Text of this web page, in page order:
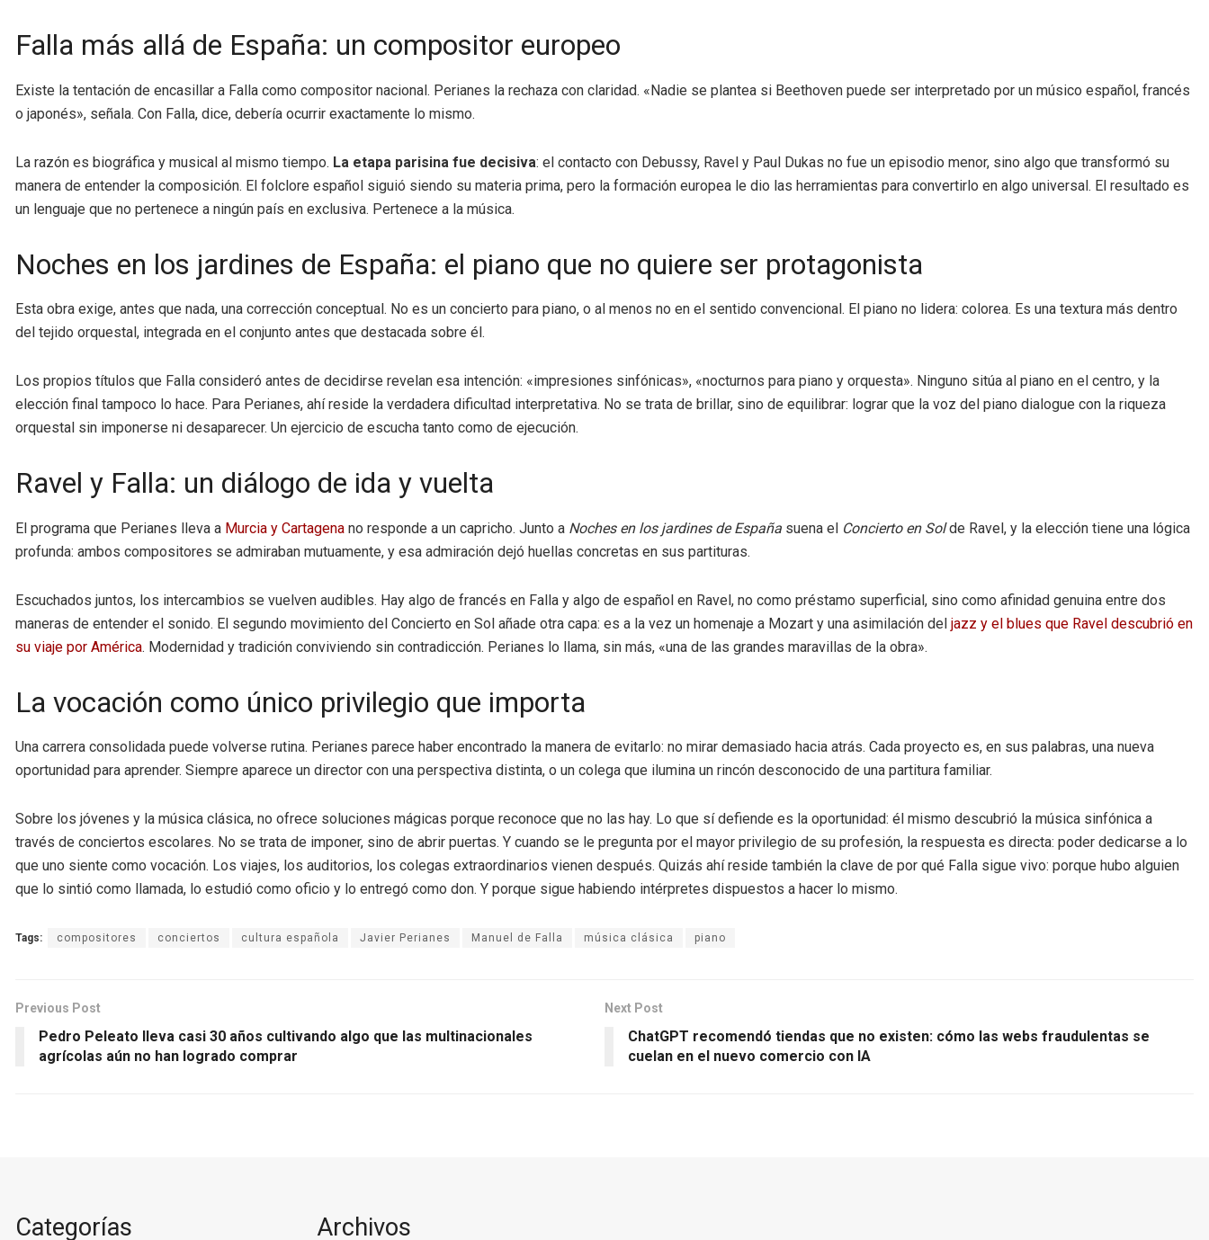
Falla más allá de España: un compositor europeo
Existe la tentación de encasillar a Falla como compositor nacional. Perianes la rechaza con claridad. «Nadie se plantea si Beethoven puede ser interpretado por un músico español, francés
o japonés», señala. Con Falla, dice, debería ocurrir exactamente lo mismo.
La razón es biográfica y musical al mismo tiempo. La etapa parisina fue decisiva: el contacto con Debussy, Ravel y Paul Dukas no fue un episodio menor, sino algo que transformó su
manera de entender la composición. El folclore español siguió siendo su materia prima, pero la formación europea le dio las herramientas para convertirlo en algo universal. El resultado es
un lenguaje que no pertenece a ningún país en exclusiva. Pertenece a la música.
Noches en los jardines de España: el piano que no quiere ser protagonista
Esta obra exige, antes que nada, una corrección conceptual. No es un concierto para piano, o al menos no en el sentido convencional. El piano no lidera: colorea. Es una textura más dentro
del tejido orquestal, integrada en el conjunto antes que destacada sobre él.
Los propios títulos que Falla consideró antes de decidirse revelan esa intención: «impresiones sinfónicas», «nocturnos para piano y orquesta». Ninguno sitúa al piano en el centro, y la
elección final tampoco lo hace. Para Perianes, ahí reside la verdadera dificultad interpretativa. No se trata de brillar, sino de equilibrar: lograr que la voz del piano dialogue con la riqueza
orquestal sin imponerse ni desaparecer. Un ejercicio de escucha tanto como de ejecución.
Ravel y Falla: un diálogo de ida y vuelta
El programa que Perianes lleva a Murcia y Cartagena no responde a un capricho. Junto a Noches en los jardines de España suena el Concierto en Solde Ravel, y la elección tiene una lógica
profunda: ambos compositores se admiraban mutuamente, y esa admiración dejó huellas concretas en sus partituras.
Escuchados juntos, los intercambios se vuelven audibles. Hay algo de francés en Falla y algo de español en Ravel, no como préstamo superficial, sino como afinidad genuina entre dos
maneras de entender el sonido. El segundo movimiento del Concierto en Sol añade otra capa: es a la vez un homenaje a Mozart y una asimilación del jazz y el blues que Ravel descubrió en
su viaje por América. Modernidad y tradición conviviendo sin contradicción. Perianes lo llama, sin más, «una de las grandes maravillas de la obra».
La vocación como único privilegio que importa
Una carrera consolidada puede volverse rutina. Perianes parece haber encontrado la manera de evitarlo: no mirar demasiado hacia atrás. Cada proyecto es, en sus palabras, una nueva
oportunidad para aprender. Siempre aparece un director con una perspectiva distinta, o un colega que ilumina un rincón desconocido de una partitura familiar.
Sobre los jóvenes y la música clásica, no ofrece soluciones mágicas porque reconoce que no las hay. Lo que sí defiende es la oportunidad: él mismo descubrió la música sinfónica a
través de conciertos escolares. No se trata de imponer, sino de abrir puertas. Y cuando se le pregunta por el mayor privilegio de su profesión, la respuesta es directa: poder dedicarse a lo
que uno siente como vocación. Los viajes, los auditorios, los colegas extraordinarios vienen después. Quizás ahí reside también la clave de por qué Falla sigue vivo: porque hubo alguien
que lo sintió como llamada, lo estudió como oficio y lo entregó como don. Y porque sigue habiendo intérpretes dispuestos a hacer lo mismo.
Tags: compositores conciertos cultura española Javier Perianes Manuel de Falla música clásica piano
Previous Post
Pedro Peleato lleva casi 30 años cultivando algo que las multinacionales
agrícolas aún no han logrado comprar
Next Post
ChatGPT recomendó tiendas que no existen: cómo las webs fraudulentas se
cuelan en el nuevo comercio con IA
Categorías Archivos